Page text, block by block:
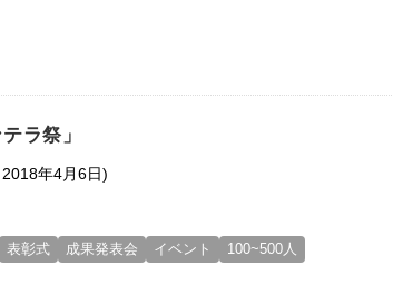
ラ祭」
年4月6日)
表彰式 成果発表会 イベント 100~500人